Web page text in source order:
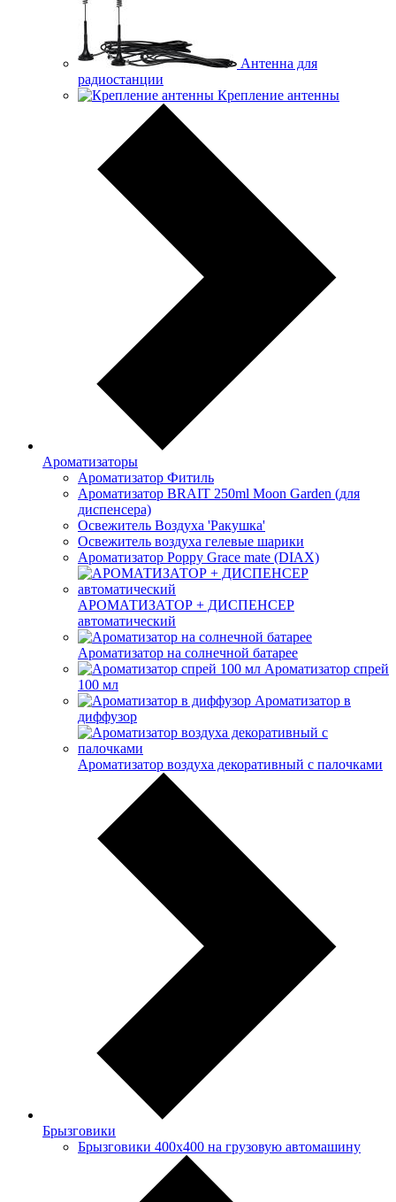
Антенна для
радиостанции
Крепление антенны
Ароматизаторы
Ароматизатор Фитиль
Ароматизатор BRAIT 250ml Moon Garden (для
диспенсера)
Освежитель Воздуха 'Ракушка'
Освежитель воздуха гелевые шарики
Ароматизатор Poppy Grace mate (DIAX)
АРОМАТИЗАТОР + ДИСПЕНСЕР
автоматический
Ароматизатор на солнечной батарее
Ароматизатор спрей
100 мл
Ароматизатор в
диффузор
Ароматизатор воздуха декоративный с палочками
Брызговики
Брызговики 400х400 на грузовую автомашину